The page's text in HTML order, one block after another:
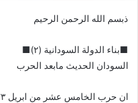
و
ي
ذبسم الله الرحمن الرحيم
■بناء الدولة السودانية (٢)■
السودان الحديث مابعد الحرب